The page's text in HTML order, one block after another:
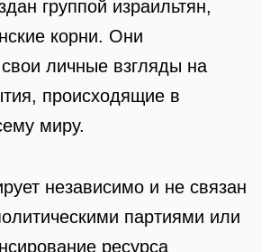
группой израильтян,
корни. Они
личные взгляды на
происходящие в
миру.
независимо и не связан
партиями или
ресурса